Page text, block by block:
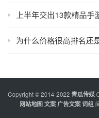
上半年交出13款精品手
Copyright © 2014-2022 青瓜传媒
网站地图文案广告文案词组